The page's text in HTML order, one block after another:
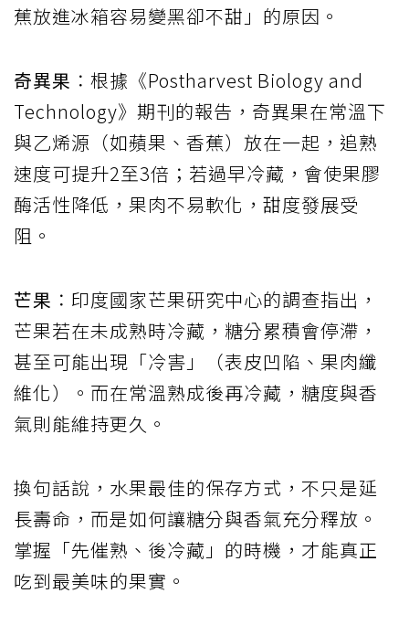
蕉放進冰箱容易變黑卻不甜」的原因。
奇異果 ：根據《Postharvest Biology and
Technology》期刊的報告，奇異果在常溫下
與乙烯源（如蘋果、香蕉）放在一起，追熟
速度可提升2至3倍；若過早冷藏，會使果膠
酶活性降低，果肉不易軟化，甜度發展受
阻。
芒果 ：印度國家芒果研究中心的調查指出，
芒果若在未成熟時冷藏，糖分累積會停滯，
甚至可能出現「冷害」（表皮凹陷、果肉纖
維化）。而在常溫熟成後再冷藏，糖度與香
氣則能維持更久。
換句話說，水果最佳的保存方式，不只是延
長壽命，而是如何讓糖分與香氣充分釋放。
掌握「先催熟、後冷藏」的時機，才能真正
吃到最美味的果實。